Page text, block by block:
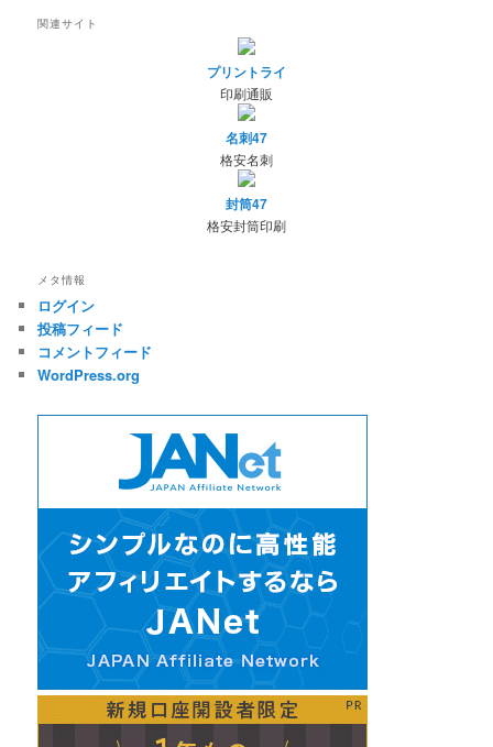
関連サイト
プリントライ
印刷通販
名刺47
格安名刺
封筒47
格安封筒印刷
メタ情報
ログイン
投稿フィード
コメントフィード
WordPress.org